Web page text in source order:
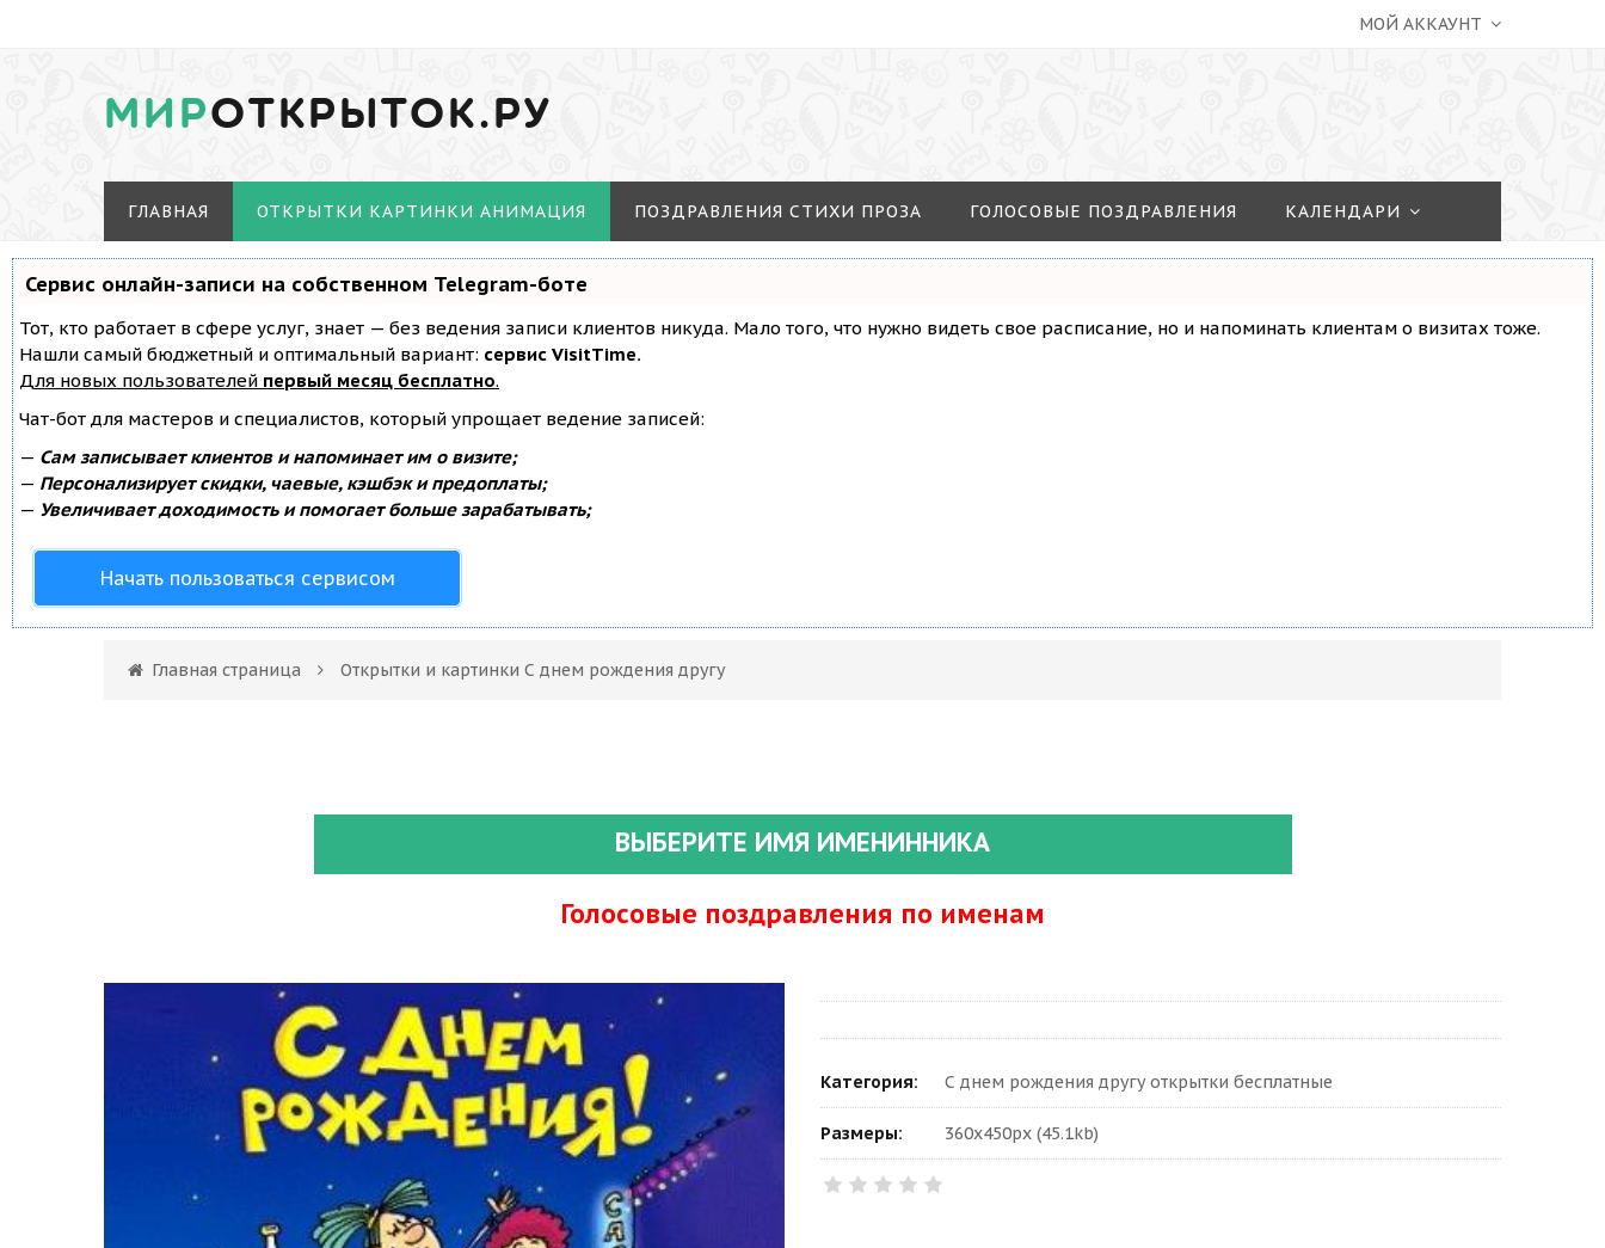
МОЙ АККАУНТ
МИРОТКРЫТОК.РУ
ГЛАВНАЯ ОТКРЫТКИ КАРТИНКИ АНИМАЦИЯ ПОЗДРАВЛЕНИЯ СТИХИ ПРОЗА ГОЛОСОВЫЕ ПОЗДРАВЛЕНИЯ КАЛЕНДАРИ
Сервис онлайн-записи на собственном Telegram-боте
Тот, кто работает в сфере услуг, знает — без ведения записи клиентов никуда. Мало того, что нужно видеть свое расписание, но и напоминать клиентам о визитах тоже.
Нашли самый бюджетный и оптимальный вариант: сервис VisitTime.
Для новых пользователей первый месяц бесплатно.
Чат-бот для мастеров и специалистов, который упрощает ведение записей:
— Сам записывает клиентов и напоминает им о визите;
— Персонализирует скидки, чаевые, кэшбэк и предоплаты;
— Увеличивает доходимость и помогает больше зарабатывать;
Начать пользоваться сервисом
Главная страница Открытки и картинки С днем рождения другу
ВЫБЕРИТЕ ИМЯ ИМЕНИННИКА
Голосовые поздравления по именам
Категория: С днем рождения другу открытки бесплатные
Размеры: 360x450px (45.1kb)